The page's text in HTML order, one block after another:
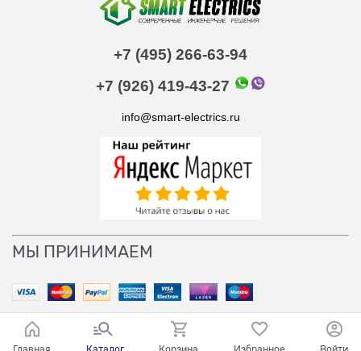
+7 (495) 266-63-94
+7 (926) 419-43-27
info@smart-electrics.ru
МЫ ПРИНИМАЕМ